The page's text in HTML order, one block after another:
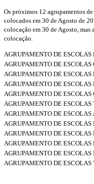
Os próximos 12 agrupamentos
colocados em 30 de Agosto de
colocação em 30 de Agosto,
colocação.
AGRUPAMENTO DE
AGRUPAMENTO DE
AGRUPAMENTO DE
AGRUPAMENTO DE ESCOLAS
AGRUPAMENTO DE ESCOLAS
AGRUPAMENTO DE
AGRUPAMENTO DE
AGRUPAMENTO DE ESCOLAS
AGRUPAMENTO DE
AGRUPAMENTO DE ESCOLAS
AGRUPAMENTO DE
AGRUPAMENTO DE